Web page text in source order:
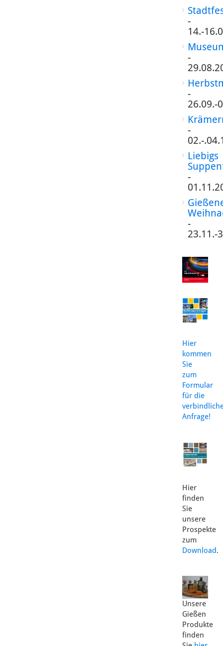
-
14.-
-
-
26.09.-
-
02.-
Liebigs
-
-
23.11.-
Hier
kommen
Sie
zum
Formular
für die
Anfrage!
Hier
finden
Sie
unsere
Prospekte
zum
Download.
Unsere
Gießen
Produkte
finden